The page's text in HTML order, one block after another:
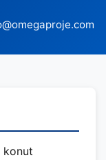
konut